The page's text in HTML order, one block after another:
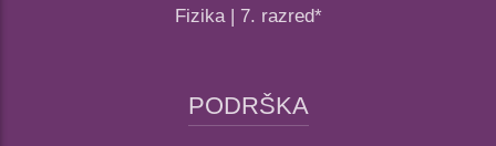
Fizika | 7. razred*
PODRŠKA